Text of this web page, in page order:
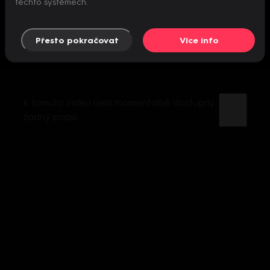
těchto systémech.
Přesto pokračovat Více info